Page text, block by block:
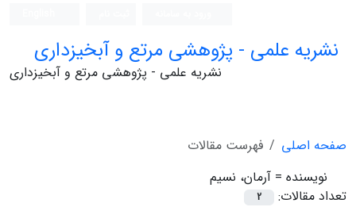
نشریه علمی - پژوهشی مرتع و آبخیزداری
نشریه علمی - پژوهشی مرتع و آبخیزداری
صفحه اصلی
فهرست مقالات
نویسنده = آرمان، نسیم
تعداد مقالات:
2